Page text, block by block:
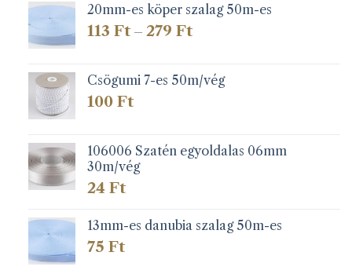
20mm-es köper szalag 50m-es
113 Ft – 279 FtÁrtartomány:
279 Ft
Csögumi 7-es 50m/vég
100 Ft
106006 Szatén egyoldalas 06mm
30m/vég
24 Ft
13mm-es danubia szalag 50m-es
75 Ft